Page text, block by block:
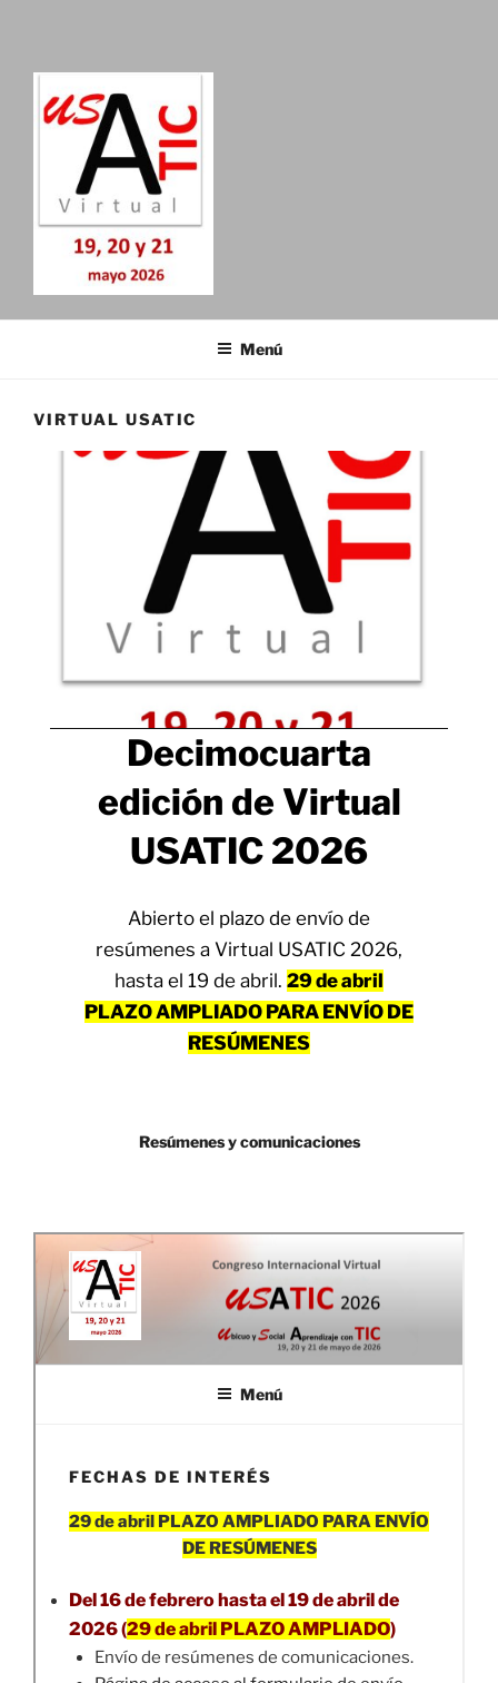
CONGRESO INTERNACIONAL
VIRTUAL USATIC
Menú
VIRTUAL USATIC
Decimocuarta
edición de Virtual
USATIC 2026
Abierto el plazo de envío de
resúmenes a Virtual USATIC 2026,
hasta el 19 de abril. 29 de abril
PLAZO AMPLIADO PARA ENVÍO DE
RESÚMENES
Resúmenes y comunicaciones